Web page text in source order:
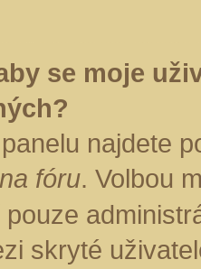
se moje
najdete
fóru. Volbou
skryté